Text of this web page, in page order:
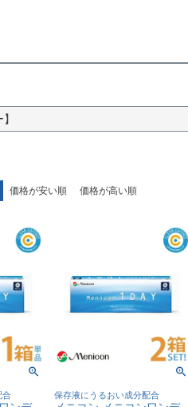
価格が安い順 価格が高い順
合 保存液にうるおい成分配合